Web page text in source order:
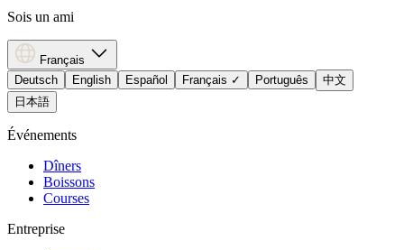
Sois un ami
Français
Deutsch
English Español Français ✓ Português
中文
日本語
Événements
Dîners
Boissons
Courses
Entreprise